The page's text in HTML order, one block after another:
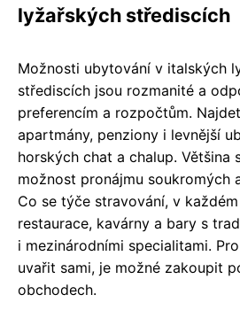
lyžařských střediscích
Možnosti ubytování v italských
střediscích jsou rozmanité a
preferencím a rozpočtům.
apartmány, penziony i levnější
horských chat a chalup. Většina
možnost pronájmu soukromých
Co se týče stravování, v
restaurace, kavárny a bary s
i mezinárodními specialitami.
uvařit sami, je možné zakoupit
obchodech.